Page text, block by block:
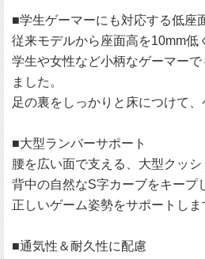
■学生ゲーマーにも対応する低座
従来モデルから座面高を10mm低
学生や女性など小柄なゲーマー
ました。
足の裏をしっかりと床につけて、
■大型ランバーサポート
腰を広い面で支える、大型クッシ
背中の自然なS字カーブをキープ
正しいゲーム姿勢をサポートしま
■通気性＆耐久性に配慮